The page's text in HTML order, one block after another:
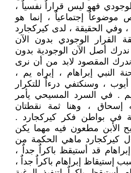
فهو ليس قراراٌ نفسياٌ ،
موضوعاٌ إجتماعياٌ ، إنما هو
الحقيقة ، لدى كيركجارد
القرار الوجودي بدون الآن
ندرك أصل الآن الوجودية بدون
المقصود لابد من أن نرى
النبي إبراهام ، إبراه يم ،
، وسنكتفي درءاٌ للتكرار
. في السرد المسيحي يأمر
إسحاق ، وهنا ثمة نقطتان
في بواطن فكر كيركجارد .
الأبن مطعون فيه مهما يكن
كيركجارد ماهي الحكمة من
قد أستيقظ باكراٌ جداٌ ،
إستيقاظ إبراهام باكراٌ جداٌ ،